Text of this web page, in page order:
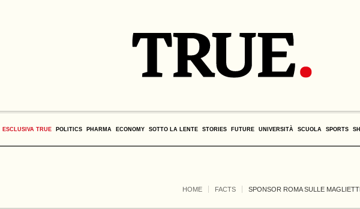
ESCLUSIVA TRUE POLITICS PHARMA ECONOMY SOTTO LA LENTE STORIES FUTURE UNIVERSITÀ SCUOLA SPORTS
HOME FACTS SPONSOR ROMA SULLE